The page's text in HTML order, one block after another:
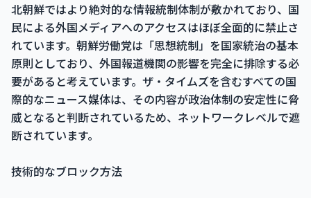
北朝鮮ではより絶対的な情報統制体制が敷かれており、国
民による外国メディアへのアクセスはほぼ全面的に禁止さ
れています。朝鮮労働党は「思想統制」を国家統治の基本
原則としており、外国報道機関の影響を完全に排除する必
要があると考えています。ザ・タイムズを含むすべての国
際的なニュース媒体は、その内容が政治体制の安定性に脅
威となると判断されているため、ネットワークレベルで遮
断されています。
技術的なブロック方法